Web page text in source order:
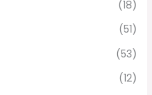
(18)
(51)
(53)
(12)